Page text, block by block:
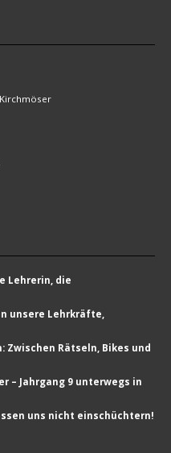
Lehrerin, die
unsere Lehrkräfte,
Zwischen Rätseln, Bikes und
– Jahrgang 9 unterwegs in
uns nicht einschüchtern!